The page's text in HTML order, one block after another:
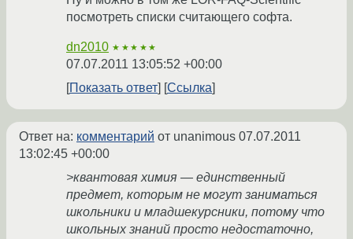
посмотреть списки считающего софта.
dn2010 ★★★★★
07.07.2011 13:05:52 +00:00
Показать ответ
Ссылка
Ответ на: комментарий от unanimous 07.07.2011
13:02:45 +00:00
>квантовая химия — единственный
предмет, которым не могут заниматься
школьники и младшекурсники, потому что
школьных знаний просто недостаточно,